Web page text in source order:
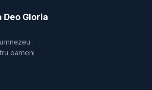
Deo Gloria
·
oameni